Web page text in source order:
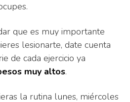
que es muy importante
lesionarte, date cuenta
de cada ejercicio ya
muy altos.
la rutina lunes, miércoles